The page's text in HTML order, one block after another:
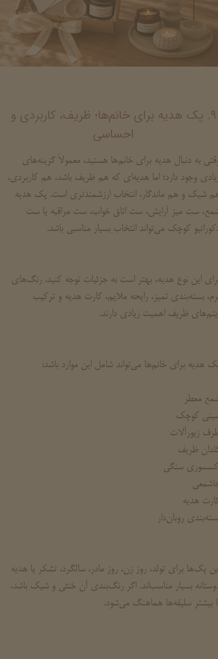
۹. پک هدیه برای خانم‌ها؛ ظریف، کاربردی و
احساسی
به دنبال هدیه برای خانم‌ها هستید، معمولاً گزینه‌های
وجود دارد؛ اما هدیه‌ای که هم ظریف باشد، هم کاربردی،
شیک و هم ماندگار، انتخاب ارزشمندتری است. پک هدیه
ست میز آرایش، ست اتاق خواب، ست مراقبه یا ست
کوچک می‌تواند انتخاب بسیار مناسبی باشد.
این نوع هدیه، بهتر است به جزئیات توجه کنید. رنگ‌های
بسته‌بندی تمیز، رایحه ملایم، کارت هدیه و ترکیب
ظریف اهمیت زیادی دارند.
هدیه برای خانم‌ها می‌تواند شامل این موارد باشد:
معطر
کوچک
زیورآلات
ظریف
سنگی
هدیه
روبان‌دار
پک‌ها برای تولد، روز زن، روز مادر، سالگرد، تشکر یا هدیه
بسیار مناسب‌اند. اگر رنگ‌بندی آن خنثی و شیک باشد،
بیشتر سلیقه‌ها هماهنگ می‌شود.